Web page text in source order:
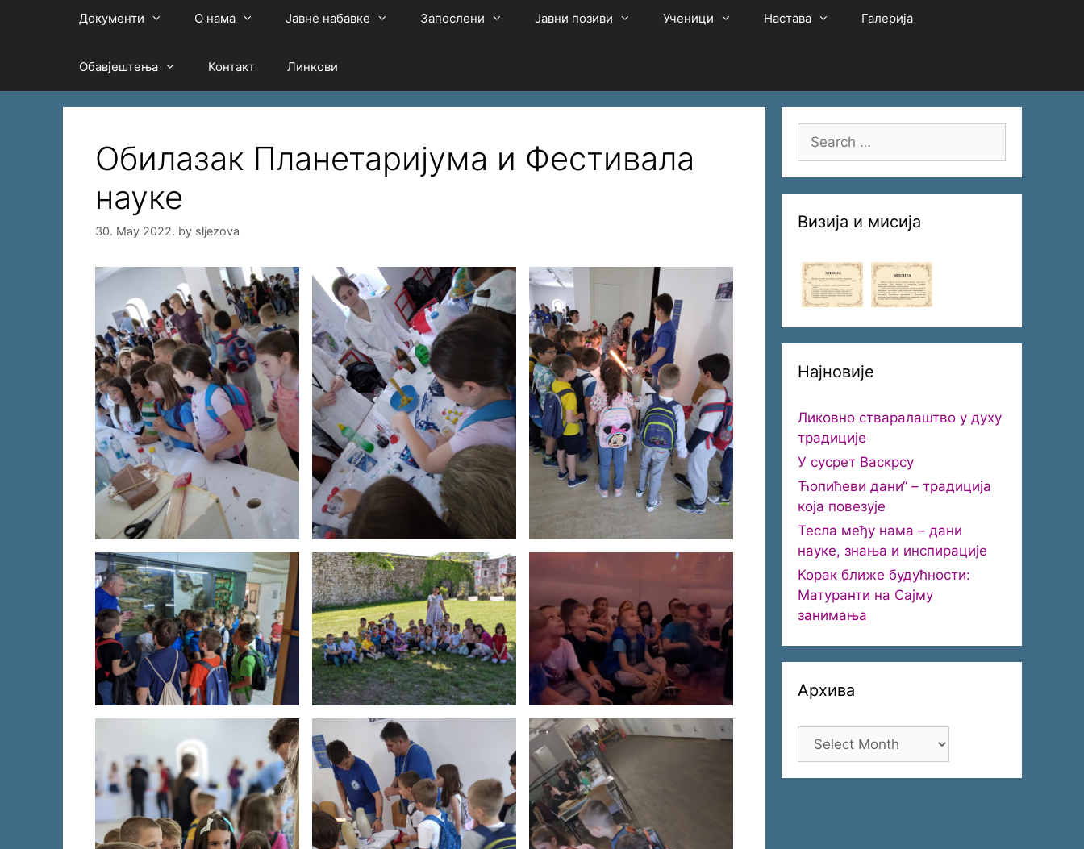
Документи О нама Јавне набавке Запослени Јавни позиви Ученици Настава Галерија
Обавјештења Контакт Линкови
Обилазак Планетаријума и Фестивала
науке
30. May 2022. by sljezova
Search
for:
Визија и мисија
Најновије
Ликовно стваралаштво у духу
традиције
У сусрет Васкрсу
Ћопићеви дани“ – традиција
која повезује
Тесла међу нама – дани
науке, знања и инспирације
Корак ближе будућности:
Матуранти на Сајму
занимања
Архива
Архива